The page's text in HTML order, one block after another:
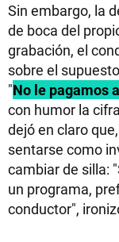
Sin embargo, la
de boca del
grabación, el
sobre el
"No le pagamos
con humor la
dejó en claro
sentarse como
cambiar de silla:
un programa,
conductor",